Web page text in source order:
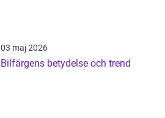
03 maj 2026
Bilfärgens betydelse och trend